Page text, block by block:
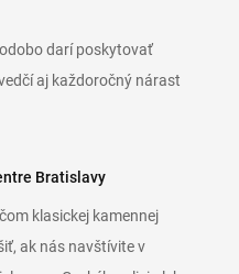
darí poskytovať
aj každoročný nárast
Bratislavy
klasickej kamennej
ak nás navštívite v